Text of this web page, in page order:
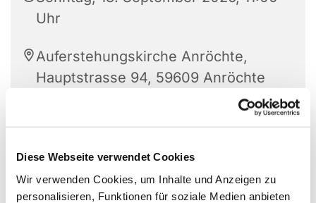
Diese Webseite verwendet Cookies
Wir verwenden Cookies, um Inhalte und Anzeigen zu
personalisieren, Funktionen für soziale Medien anbieten
Uhr
Auferstehungskirche Anröchte,
Hauptstrasse 94, 59609 Anröchte